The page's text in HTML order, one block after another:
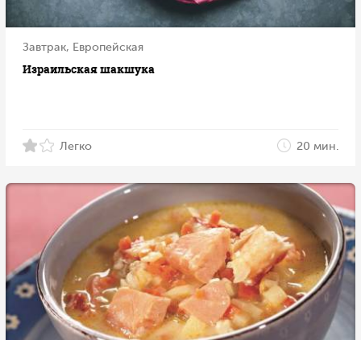
Завтрак, Европейская
Израильская шакшука
Легко 20 мин.